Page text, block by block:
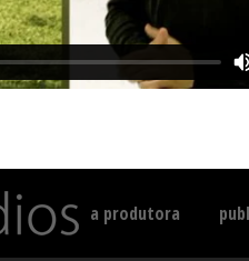
a produtora